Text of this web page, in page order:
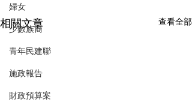
婦女
少數族裔
青年民建聯
施政報告
財政預算案
相關文章 查看全部